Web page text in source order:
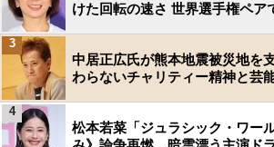
けた回転の速さ 世界選手権ペア
中居正広氏が熊本地震被災地を
わらないチャリティー精神と芸
3
松本若菜「ジュラシック・ワー
4